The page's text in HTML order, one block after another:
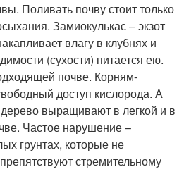
Поливать почву стоит только
Замиокулькас – экзот
влагу в клубнях и
(сухости) питается ею.
почве. Корням-
доступ кислорода. А
выращивают в легкой и в
Частое нарушение –
грунтах, которые не
стремительному